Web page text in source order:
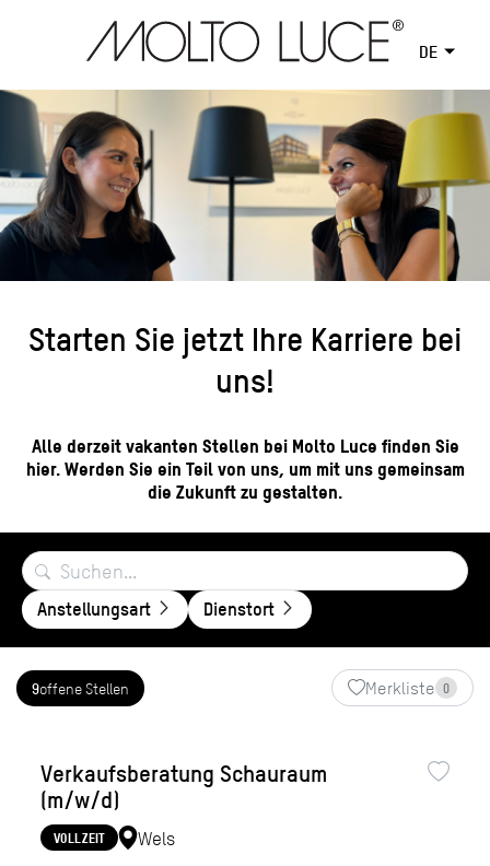
DE
Starten Sie jetzt Ihre Karriere bei
uns!
Alle derzeit vakanten Stellen bei Molto Luce finden Sie
hier. Werden Sie ein Teil von uns, um mit uns gemeinsam
die Zukunft zu gestalten.
Anstellungsart
Vollzeit Dienstort
Wels
Weißkirchen an der
Graz
9offene Stellen Merkliste 0
Verkaufsberatung Schauraum
(m/w/d)
VOLLZEIT
Wels